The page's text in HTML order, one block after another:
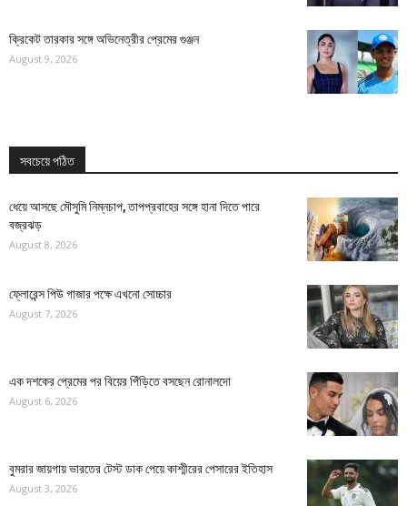
ক্রিকেট তারকার সঙ্গে অভিনেত্রীর প্রেমের গুঞ্জন
August 9, 2026
সবচেয়ে পঠিত
ধেয়ে আসছে মৌসুমি নিম্নচাপ, তাপপ্রবাহের সঙ্গে হানা দিতে পারে
বজ্রঝড়
August 8, 2026
ফ্লোরেন্স পিউ গাজার পক্ষে এখনো সোচ্চার
August 7, 2026
এক দশকের প্রেমের পর বিয়ের পিঁড়িতে বসছেন রোনালদো
August 6, 2026
বুমরার জায়গায় ভারতের টেস্ট ডাক পেয়ে কাশ্মীরের পেসারের ইতিহাস
August 3, 2026